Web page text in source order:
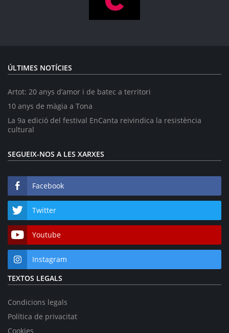
ÚLTIMES NOTÍCIES
Artot: 20 anys d’amor i de batec a territori
10 anys de màgia a Tona
La 9a edició del festival EnCanta reivindica la resistència
cultural
SEGUEIX-NOS A LES XARXES
Facebook
Twitter
Youtube
Instagram
TEXTOS LEGALS
Condicions legals
Política de privacitat
Cookies